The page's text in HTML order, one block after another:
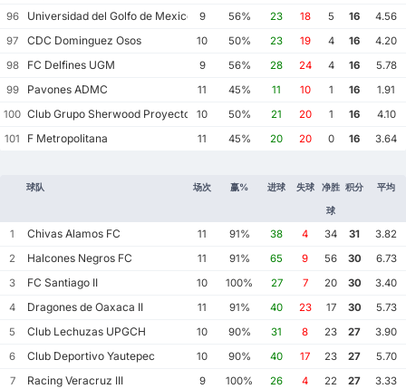
96
Universidad del Golfo de Mexico FC
9 56% 23 18 5 16
4.56
97
CDC Dominguez Osos 10 50% 23 19 4 16
4.20
98
FC Delfines UGM 9 56% 28 24 4 16
5.78
99
Pavones ADMC 11 45% 11 10 1 16
1.91
100 Club Grupo Sherwood Proyecto Mexico Soccer
10 50% 21 20 1 16
4.10
101
F Metropolitana 11 45% 20 20 0 16 3.64
球队 场次 赢% 进球 失球 净胜
球
积分 平均
1 Chivas Alamos FC 11 91% 38 4 34 31
3.82
2
Halcones Negros FC 11 91% 65 9 56 30
6.73
3
FC Santiago II 10 100% 27 7 20 30
3.40
4
Dragones de Oaxaca II 11 91% 40 23 17 30
5.73
5
Club Lechuzas UPGCH 10 90% 31 8 23 27
3.90
6
Club Deportivo Yautepec 10 90% 40 17 23 27
5.70
7
Racing Veracruz III 9 100% 26 4 22 27
3.33